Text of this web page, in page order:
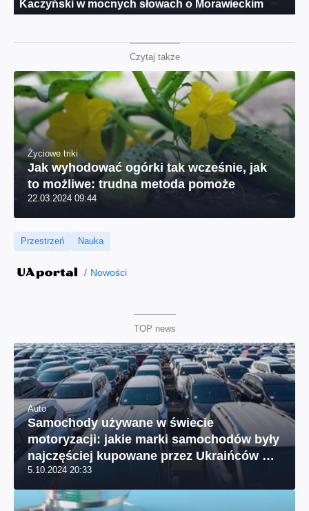
Czytaj także
Życiowe triki
Jak wyhodować ogórki tak wcześnie, jak
to możliwe: trudna metoda pomoże
22.03.2024 09:44
Przestrzeń Nauka
Nowości
TOP news
Auto
Samochody używane w świecie
motoryzacji: jakie marki samochodów były
najczęściej kupowane przez Ukraińców we
wrześniu?
5.10.2024 20:33